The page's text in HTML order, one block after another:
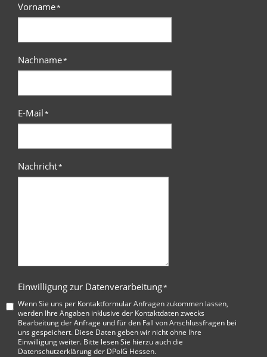
Vorname*
Nachname*
E-Mail*
Nachricht*
Einwilligung zur Datenverarbeitung*
Wenn Sie uns per Kontaktformular Anfragen zukommen lassen,
werden Ihre Angaben inklusive der Kontaktdaten zwecks
Bearbeitung der Anfrage und für den Fall von Anschlussfragen bei
uns gespeichert. Diese Daten geben wir nicht ohne Ihre
Einwilligung weiter. Bitte lesen Sie hierzu auch die
Datenschutzerklärung der DPolG Hessen.